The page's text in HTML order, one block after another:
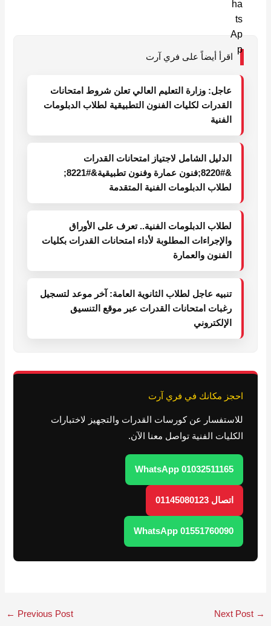
اقرأ أيضاً على فري آرت
عاجل: وزارة التعليم العالي تعلن شروط امتحانات
القدرات لكليات الفنون التطبيقية لطلاب الدبلومات
الفنية
الدليل الشامل لاجتياز امتحانات القدرات
&#8220;فنون عمارة وفنون تطبيقية&#8221;
لطلاب الدبلومات الفنية المتقدمة
لطلاب الدبلومات الفنية.. تعرف على الأوراق
والإجراءات المطلوبة لأداء امتحانات القدرات بكليات
الفنون والعمارة
تنبيه عاجل لطلاب الثانوية العامة: آخر موعد لتسجيل
رغبات امتحانات القدرات عبر موقع التنسيق
الإلكتروني
احجز مكانك في فري آرت
للاستفسار عن كورسات القدرات والتجهيز لاختبارات
الكليات الفنية تواصل معنا الآن.
WhatsApp 01032511165
اتصال 01145080123
WhatsApp 01551760090
← Previous Post Next Post →